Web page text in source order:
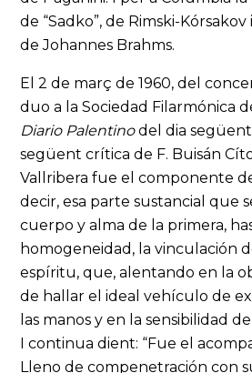
de “Sadko”, de Rimski-Kórsakov
de Johannes Brahms.
El 2 de març de 1960, del
duo a la Sociedad Filarmónica
Diario Palentinodel dia
següent crítica de F. Buisán
Vallribera fue el componente
decir, esa parte sustancial que
cuerpo y alma de la primera,
homogeneidad, la vinculación
espíritu, que, alentando en la
de hallar el ideal vehículo de
las manos y en la sensibilidad
I continua dient: “Fue el
Lleno de compenetración con